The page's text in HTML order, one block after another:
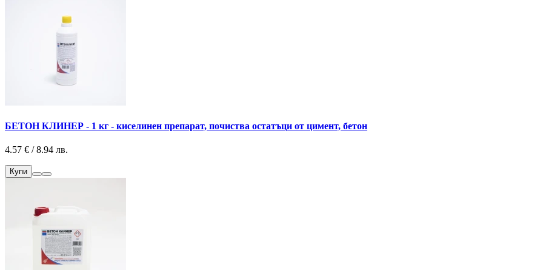
БЕТОН КЛИНЕР - 1 кг - киселинен препарат, почиства остатъци от цимент, бетон
4.57 € / 8.94 лв.
Купи